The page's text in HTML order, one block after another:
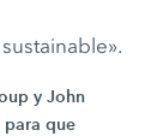
y John
para que